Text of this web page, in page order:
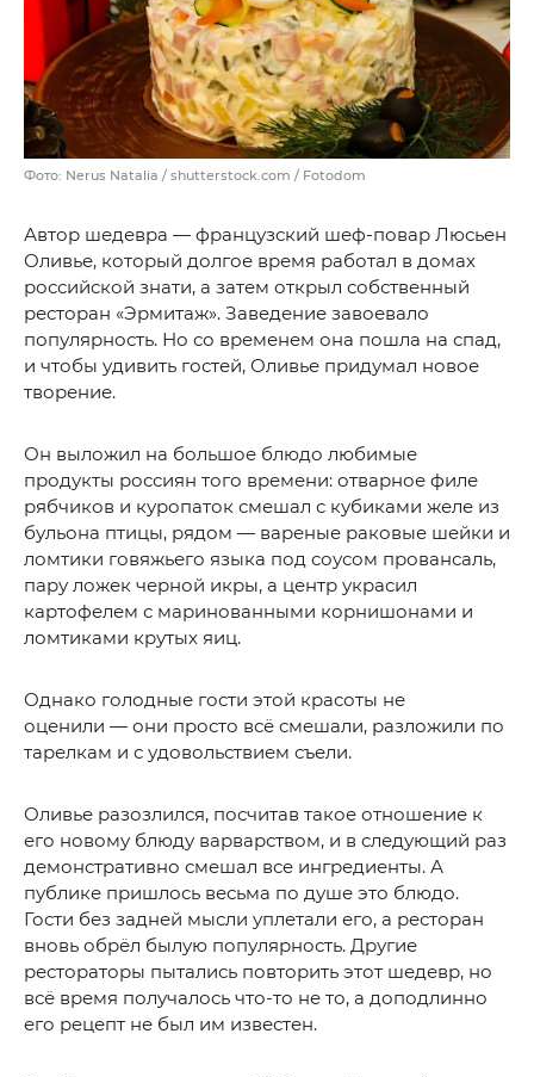
Фото: Nerus Natalia / shutterstock.com / Fotodom
Автор шедевра — французский шеф-повар Люсьен
Оливье, который долгое время работал в домах
российской знати, а затем открыл собственный
ресторан «Эрмитаж». Заведение завоевало
популярность. Но со временем она пошла на спад,
и чтобы удивить гостей, Оливье придумал новое
творение.
Он выложил на большое блюдо любимые
продукты россиян того времени: отварное филе
рябчиков и куропаток смешал с кубиками желе из
бульона птицы, рядом — вареные раковые шейки и
ломтики говяжьего языка под соусом провансаль,
пару ложек черной икры, а центр украсил
картофелем с маринованными корнишонами и
ломтиками крутых яиц.
Однако голодные гости этой красоты не
оценили — они просто всё смешали, разложили по
тарелкам и с удовольствием съели.
Оливье разозлился, посчитав такое отношение к
его новому блюду варварством, и в следующий раз
демонстративно смешал все ингредиенты. А
публике пришлось весьма по душе это блюдо.
Гости без задней мысли уплетали его, а ресторан
вновь обрёл былую популярность. Другие
рестораторы пытались повторить этот шедевр, но
всё время получалось что-то не то, а доподлинно
его рецепт не был им известен.